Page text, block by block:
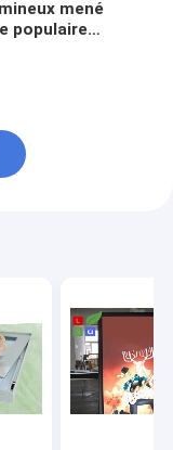
mené
populaire